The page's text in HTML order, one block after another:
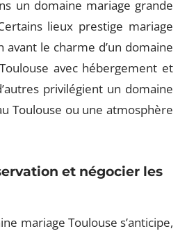
un domaine mariage grande
lieux prestige mariage
le charme d’un domaine
avec hébergement et
privilégient un domaine
Toulouse ou une atmosphère
et négocier les
mariage Toulouse s’anticipe,